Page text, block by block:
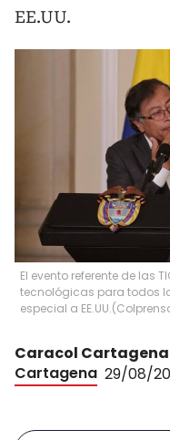
EE.UU.
El evento referente de las
tecnológicas para todos
especial a EE.UU.(
Caracol Cartagena
Cartagena 29/08/